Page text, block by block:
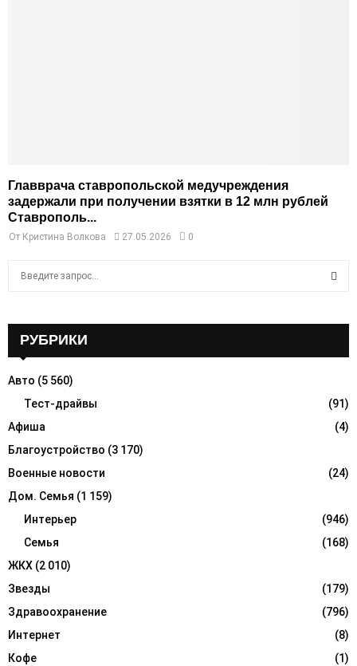
Главврача ставропольской медучреждения
задержали при получении взятки в 12 млн рублей
Ставрополь...
От Кристина Волкова 27.05.2026 0
o
R
C
H
РУБРИКИ
Авто (5 560)
Тест-драйвы
(91)
Афиша
(4)
Благоустройство (3 170)
Военные новости
(24)
Дом. Семья (1 159)
Интерьер
(946)
Семья
(168)
ЖКХ (2 010)
Звезды
(179)
Здравоохранение
(796)
Интернет
(8)
Кофе
(1)